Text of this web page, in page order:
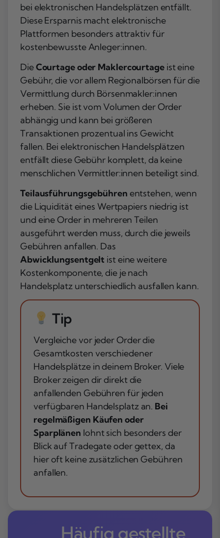
bei elektronischen Handelsplätzen entfällt.
Diese Ersparnis macht elektronische
Plattformen besonders attraktiv für
kostenbewusste Anleger:innen.
DieCourtage oder Maklercourtageist eine
Gebühr, die vor allem Regionalbörsen für die
Vermittlung durch Börsenmakler:innen
erheben. Sie ist vom Volumen der Order
abhängig und kann bei größeren
Transaktionen prozentual ins Gewicht
fallen. Bei elektronischen Handelsplätzen
entfällt diese Gebühr komplett, da keine
menschlichen Vermittler:innen beteiligt sind.
Teilausführungsgebühren entstehen, wenn
die Liquidität eines Wertpapiers niedrig ist
und eine Order in mehreren Teilen
ausgeführt werden muss, durch die jeweils
Gebühren anfallen. Das
Abwicklungsentgelt ist eine weitere
Kostenkomponente, die je nach
Handelsplatz unterschiedlich ausfallen kann.
Tip
Vergleiche vor jeder Order die
Gesamtkosten verschiedener
Handelsplätze in deinem Broker. Viele
Broker zeigen dir direkt die
anfallenden Gebühren für jeden
verfügbaren Handelsplatz an. Bei
regelmäßigen Käufen oder
Sparplänen lohnt sich besonders der
Blick auf Tradegate oder gettex, da
hier oft keine zusätzlichen Gebühren
anfallen.
Häufig gestellte